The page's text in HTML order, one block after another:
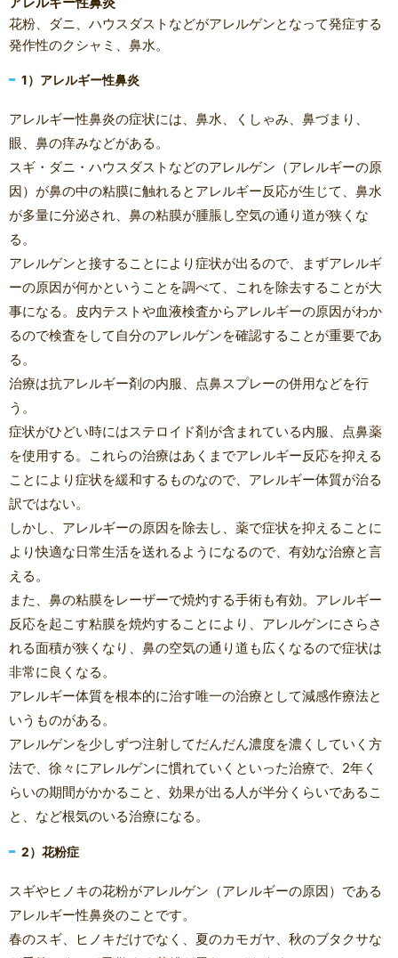
花粉、ダニ、ハウスダストなどがアレルゲンとなって発症する
発作性のクシャミ、鼻水。
1）アレルギー性鼻炎
アレルギー性鼻炎の症状には、鼻水、くしゃみ、鼻づまり、
眼、鼻の痒みなどがある。
スギ・ダニ・ハウスダストなどのアレルゲン（アレルギーの原
因）が鼻の中の粘膜に触れるとアレルギー反応が生じて、鼻水
が多量に分泌され、鼻の粘膜が腫脹し空気の通り道が狭くな
る。
アレルゲンと接することにより症状が出るので、まずアレルギ
ーの原因が何かということを調べて、これを除去することが大
事になる。皮内テストや血液検査からアレルギーの原因がわか
るので検査をして自分のアレルゲンを確認することが重要であ
る。
治療は抗アレルギー剤の内服、点鼻スプレーの併用などを行
う。
症状がひどい時にはステロイド剤が含まれている内服、点鼻薬
を使用する。これらの治療はあくまでアレルギー反応を抑える
ことにより症状を緩和するものなので、アレルギー体質が治る
訳ではない。
しかし、アレルギーの原因を除去し、薬で症状を抑えることに
より快適な日常生活を送れるようになるので、有効な治療と言
える。
また、鼻の粘膜をレーザーで焼灼する手術も有効。アレルギー
反応を起こす粘膜を焼灼することにより、アレルゲンにさらさ
れる面積が狭くなり、鼻の空気の通り道も広くなるので症状は
非常に良くなる。
アレルギー体質を根本的に治す唯一の治療として減感作療法と
いうものがある。
アレルゲンを少しずつ注射してだんだん濃度を濃くしていく方
法で、徐々にアレルゲンに慣れていくといった治療で、2年く
らいの期間がかかること、効果が出る人が半分くらいであるこ
と、など根気のいる治療になる。
2）花粉症
スギやヒノキの花粉がアレルゲン（アレルギーの原因）である
アレルギー性鼻炎のことです。
春のスギ、ヒノキだけでなく、夏のカモガヤ、秋のブタクサな